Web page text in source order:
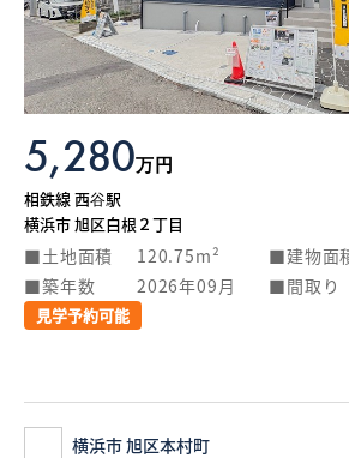
5,280万円
相鉄線 西谷駅
横浜市 旭区白根２丁目
土地面積 120.75m² 建物面
築年数
2026年09月 間取り
見学予約可能
横浜市 旭区本村町